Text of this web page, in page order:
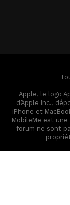
Apple, le logo
d’Apple Inc.,
iPhone et
MobileMe est une
forum ne sont